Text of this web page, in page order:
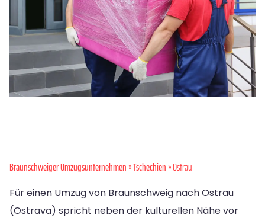
Braunschweiger Umzugsunternehmen»Tschechien» Ostrau
Für einen Umzug von Braunschweig nach Ostrau
(Ostrava) spricht neben der kulturellen Nähe vor